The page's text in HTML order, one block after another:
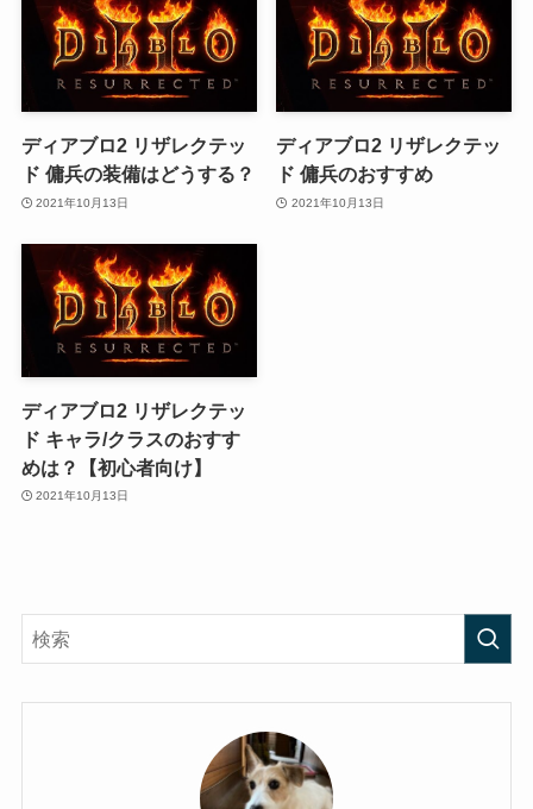
ディアブロ2 リザレクテッ
ド 傭兵の装備はどうする？
2021年10月13日
ディアブロ2 リザレクテッ
ド 傭兵のおすすめ
2021年10月13日
ディアブロ2 リザレクテッ
ド キャラ/クラスのおすす
めは？【初心者向け】
2021年10月13日